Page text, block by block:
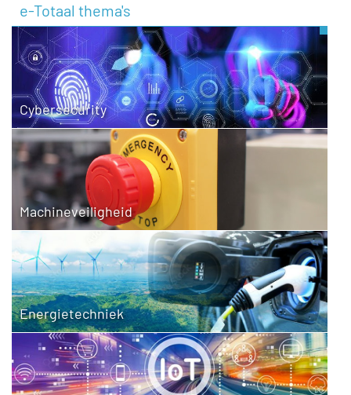
e-Totaal thema's
Cybersecurity
Machineveiligheid
Energietechniek